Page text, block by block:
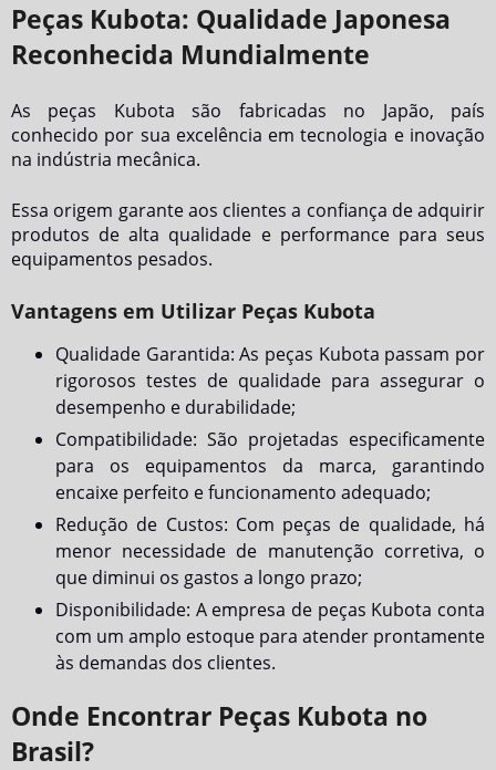
Peças Kubota: Qualidade Japonesa
Reconhecida Mundialmente
As peças Kubota são fabricadas no Japão, país
conhecido por sua excelência em tecnologia e inovação
na indústria mecânica.
Essa origem garante aos clientes a confiança de adquirir
produtos de alta qualidade e performance para seus
equipamentos pesados.
Vantagens em Utilizar Peças Kubota
Qualidade Garantida: As peças Kubota passam por
rigorosos testes de qualidade para assegurar o
desempenho e durabilidade;
Compatibilidade: São projetadas especificamente
para os equipamentos da marca, garantindo
encaixe perfeito e funcionamento adequado;
Redução de Custos: Com peças de qualidade, há
menor necessidade de manutenção corretiva, o
que diminui os gastos a longo prazo;
Disponibilidade: A empresa de peças Kubota conta
com um amplo estoque para atender prontamente
às demandas dos clientes.
Onde Encontrar Peças Kubota no
Brasil?